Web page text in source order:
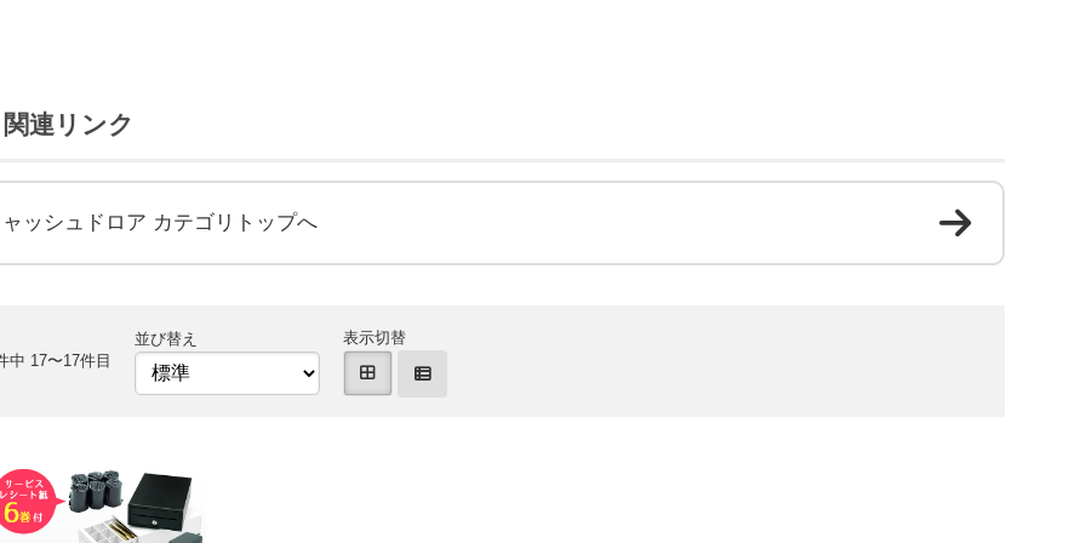
関連リンク
ッシュドロア カテゴリトップへ
中 17〜17件目
並び替え 表示切替